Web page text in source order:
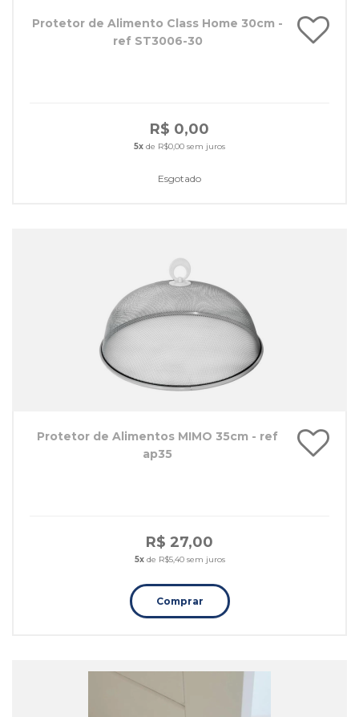
Protetor de Alimento Class Home 30cm -
ref ST3006-30
R$ 0,00
5x de R$0,00 sem juros
Esgotado
Protetor de Alimentos MIMO 35cm - ref
ap35
R$ 27,00
5xde R$5,40 sem juros
Comprar